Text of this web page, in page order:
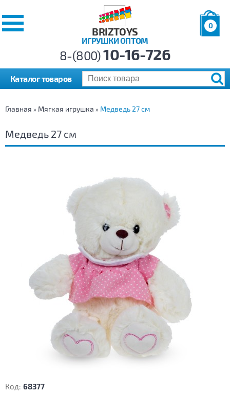
BRIZTOYS
ИГРУШКИ ОПТОМ
0
р.
8-(800)10-16-726
Каталог товаров
Главная » Мягкая игрушка » Медведь 27 см
Медведь 27 см
Код: 68377